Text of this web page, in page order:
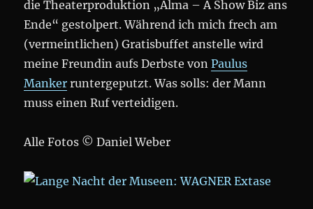
die Theaterproduktion „Alma – A Show Biz ans
Ende“ gestolpert. Während ich mich frech am
(vermeintlichen) Gratisbuffet anstelle wird
meine Freundin aufs Derbste vonPaulus
Manker runtergeputzt. Was solls: der Mann
muss einen Ruf verteidigen.
Alle Fotos © Daniel Weber